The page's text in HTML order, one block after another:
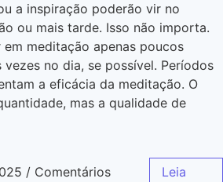
a inspiração poderão vir no
ou mais tarde. Isso não importa.
meditação apenas poucos
vezes no dia, se possível. Períodos
a eficácia da meditação. O
mas a qualidade de
/ Comentários
Leia